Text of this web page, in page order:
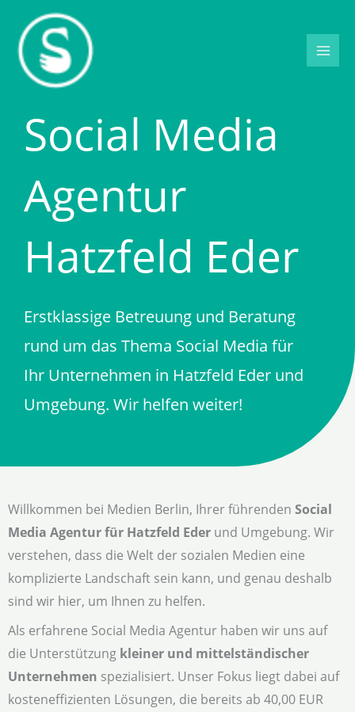
Inhalt
springen
Social Media
Agentur
Hatzfeld Eder
Erstklassige Betreuung und Beratung
rund um das Thema Social Media für
Ihr Unternehmen in Hatzfeld Eder und
Umgebung. Wir helfen weiter!
Willkommen bei Medien Berlin, Ihrer führenden Social
Media Agentur für Hatzfeld Eder und Umgebung. Wir
verstehen, dass die Welt der sozialen Medien eine
komplizierte Landschaft sein kann, und genau deshalb
sind wir hier, um Ihnen zu helfen.
Als erfahrene Social Media Agentur haben wir uns auf
die Unterstützung kleiner und mittelständischer
Unternehmen spezialisiert. Unser Fokus liegt dabei auf
kosteneffizienten Lösungen, die bereits ab 40,00 EUR